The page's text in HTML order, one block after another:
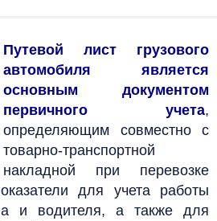
Путевой лист грузового
автомобиля является
основным документом
первичного учета,
определяющим совместно с
товарно-транспортной
накладной при перевозке
для учета работы
и водителя, а также для